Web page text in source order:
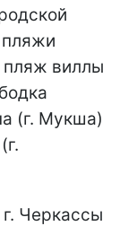
пляжи
пляж виллы
(г. Мукша)
Черкассы